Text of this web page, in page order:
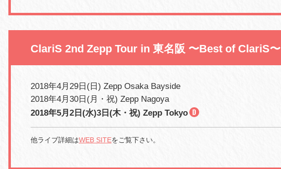
ClariS 2nd Zepp Tour in 東名阪 〜Best of ClariS〜
2018年4月29日(日) Zepp Osaka Bayside
2018年4月30日(月・祝) Zepp Nagoya
2018年5月2日(水)3日(木・祝) Zepp Tokyo
他ライブ詳細はWEB SITEをご覧下さい。